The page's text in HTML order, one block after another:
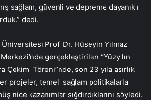
sağlam, güvenli ve depreme dayanıklı
dedi.
Üniversitesi Prof. Dr. Hüseyin Yılmaz
gerçekleştirilen “Yüzyılın
Çekimi Töreni”nde, son 23 yıla asırlık
projeler, temeli sağlam politikalarla
nice kazanımlar sığdırdıklarını söyledi.